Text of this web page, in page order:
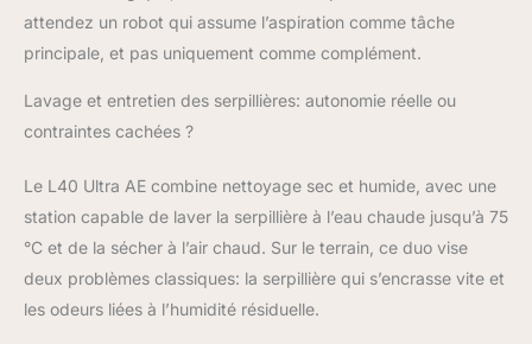
à 75 °C, pour éliminer
graisse et taches
tenaces [ Stratégies de
des tapis et moquettes
moquettes
impeccables; Évitement
pour qu'ils restent secs
ou aspiration plus
puissante; Nettoyage
attendez un robot qui assume l’aspiration comme tâche
principale, et pas uniquement comme complément.
Lavage et entretien des serpillières: autonomie réelle ou
contraintes cachées ?
Le L40 Ultra AE combine nettoyage sec et humide, avec une
station capable de laver la serpillière à l’eau chaude jusqu’à 75
°C et de la sécher à l’air chaud. Sur le terrain, ce duo vise
deux problèmes classiques: la serpillière qui s’encrasse vite et
les odeurs liées à l’humidité résiduelle.